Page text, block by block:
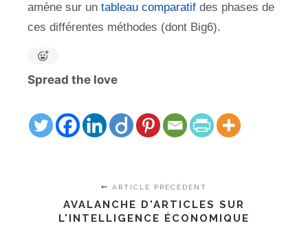
amène sur un tableau comparatif des phases de
ces différentes méthodes (dont Big6).
Spread the love
ARTICLE PRÉCÉDENT
AVALANCHE D'ARTICLES SUR
L'INTELLIGENCE ÉCONOMIQUE